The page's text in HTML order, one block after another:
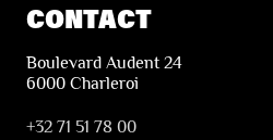
CONTACT
Boulevard Audent 24
6000 Charleroi
+32 71 51 78 00